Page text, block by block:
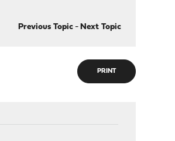
Previous Topic- Next Topic
PRINT